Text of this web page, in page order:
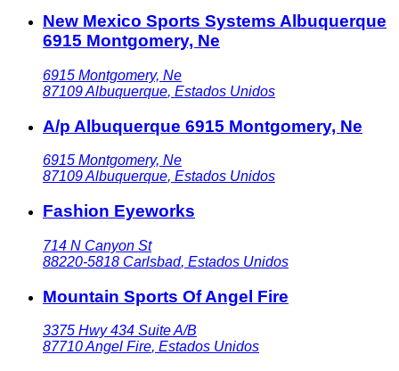
New Mexico Sports Systems Albuquerque
6915 Montgomery, Ne
6915 Montgomery, Ne
87109Albuquerque, Estados Unidos
A/p Albuquerque 6915 Montgomery, Ne
6915 Montgomery, Ne
87109Albuquerque, Estados Unidos
Fashion Eyeworks
714 N Canyon St
88220-5818 Carlsbad, Estados Unidos
Mountain Sports Of Angel Fire
3375 Hwy 434 Suite A/B
87710Angel Fire, Estados Unidos